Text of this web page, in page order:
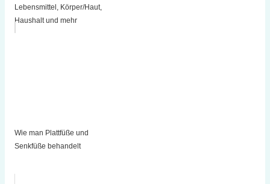
Lebensmittel, Körper/Haut,
Haushalt und mehr
Wie man Plattfüße und
Senkfüße behandelt